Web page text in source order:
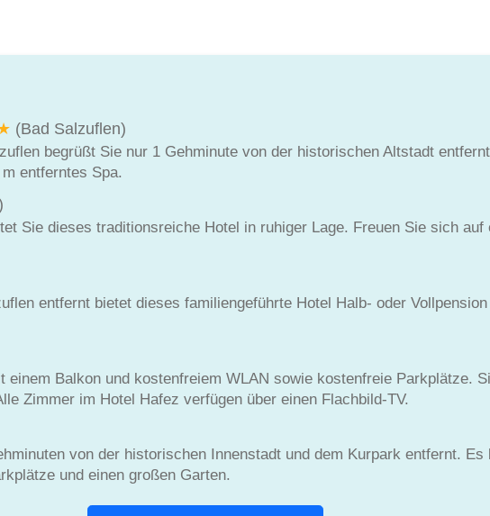
(Bad Salzuflen)
begrüßt Sie nur 1 Gehminute von der historischen Altstadt
entferntes Spa.
Sie dieses traditionsreiche Hotel in ruhiger Lage. Freuen Sie sich auf
entfernt bietet dieses familiengeführte Hotel Halb- oder
Balkon und kostenfreiem WLAN sowie kostenfreie Parkplätze.
Zimmer im Hotel Hafez verfügen über einen Flachbild-TV.
von der historischen Innenstadt und dem Kurpark entfernt.
und einen großen Garten.